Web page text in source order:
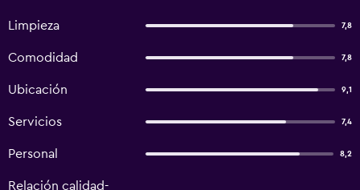
Limpieza 7,8
Comodidad 7,8
Ubicación 9,1
Servicios 7,4
Personal 8,2
Relación calidad-